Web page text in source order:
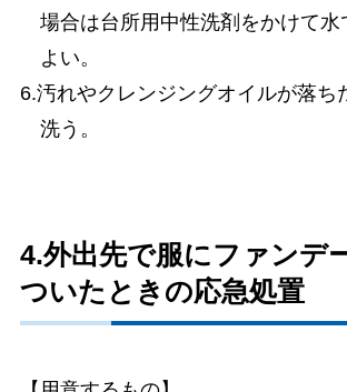
場合は台所用中性洗剤をかけて水
よい。
6.汚れやクレンジングオイルが落ち
洗う。
4.外出先で服にファンデ
ついたときの応急処置